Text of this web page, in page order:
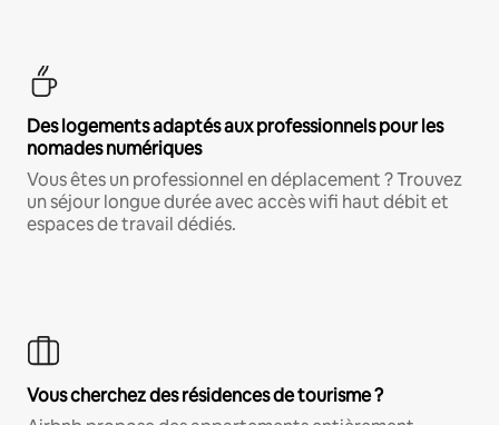
Des logements adaptés aux professionnels pour les
nomades numériques
Vous êtes un professionnel en déplacement ? Trouvez
un séjour longue durée avec accès wifi haut débit et
espaces de travail dédiés.
Vous cherchez des résidences de tourisme ?